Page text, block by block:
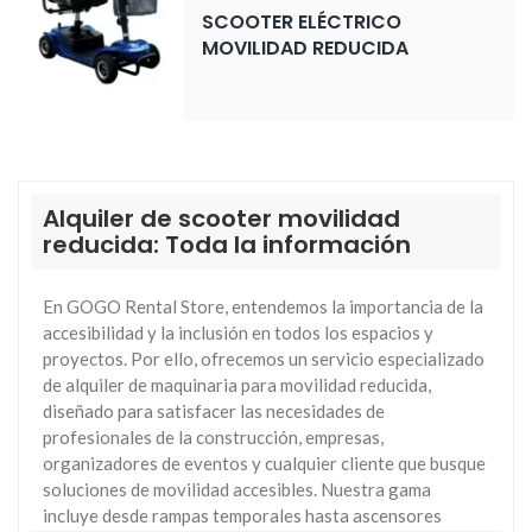
SCOOTER ELÉCTRICO
MOVILIDAD REDUCIDA
Alquiler de scooter movilidad
reducida: Toda la información
En GOGO Rental Store, entendemos la importancia de la
accesibilidad y la inclusión en todos los espacios y
proyectos. Por ello, ofrecemos un servicio especializado
de alquiler de maquinaria para movilidad reducida,
diseñado para satisfacer las necesidades de
profesionales de la construcción, empresas,
organizadores de eventos y cualquier cliente que busque
soluciones de movilidad accesibles. Nuestra gama
incluye desde rampas temporales hasta ascensores